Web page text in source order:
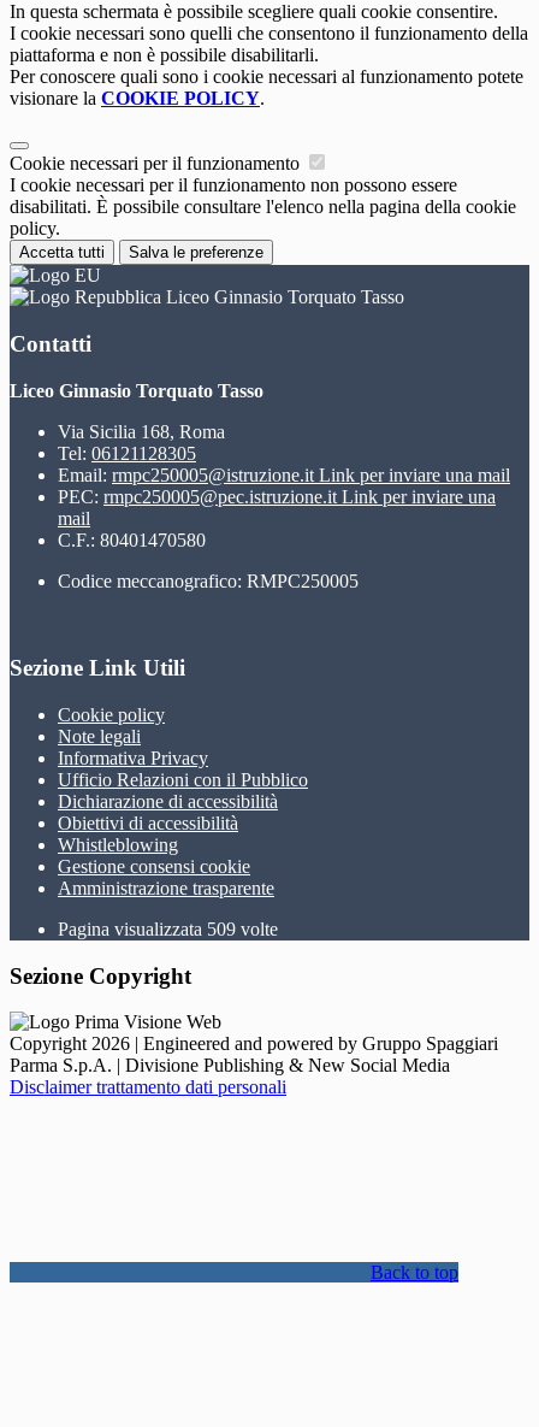
In questa schermata è possibile scegliere quali cookie consentire.
I cookie necessari sono quelli che consentono il funzionamento della
piattaforma e non è possibile disabilitarli.
Per conoscere quali sono i cookie necessari al funzionamento potete
visionare la COOKIE POLICY.
Cookie necessari per il funzionamento
I cookie necessari per il funzionamento non possono essere
disabilitati. È possibile consultare l'elenco nella pagina della cookie
policy.
Accetta tutti Salva le preferenze
Liceo Ginnasio Torquato Tasso
Contatti
Liceo Ginnasio Torquato Tasso
Via Sicilia 168, Roma
Tel: 06121128305
Email: rmpc250005@istruzione.it Link per inviare una mail
PEC: rmpc250005@pec.istruzione.it Link per inviare una
mail
C.F.: 80401470580
Codice meccanografico: RMPC250005
Sezione Link Utili
Cookie policy
Note legali
Informativa Privacy
Ufficio Relazioni con il Pubblico
Dichiarazione di accessibilità
Obiettivi di accessibilità
Whistleblowing
Gestione consensi cookie
Amministrazione trasparente
Pagina visualizzata 509 volte
Sezione Copyright
Copyright 2026 | Engineered and powered by Gruppo Spaggiari
Parma S.p.A. | Divisione Publishing & New Social Media
Disclaimer trattamento dati personali
Back to top